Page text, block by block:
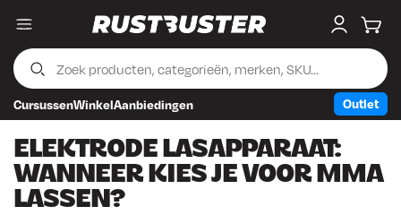
Skip to content
Skip to footer
Menu My
CursussenWinkelAanbiedingen Outlet
ELEKTRODE LASAPPARAAT:
WANNEER KIES JE VOOR MMA
LASSEN?